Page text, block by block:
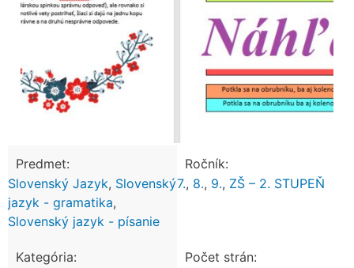
Predmet:
Slovenský Jazyk, Slovenský
jazyk - gramatika,
Slovenský jazyk - písanie
Ročník:
7., 8., 9., ZŠ – 2. STUPEŇ
Kategória:
Počet strán: